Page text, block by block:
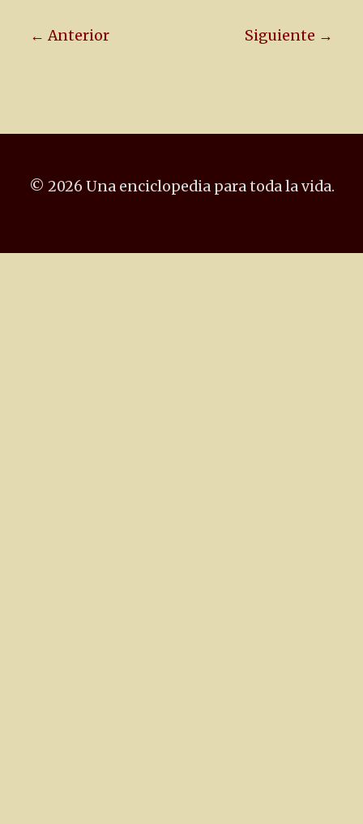
← Anterior Siguiente →
© 2026 Una enciclopedia para toda la vida.